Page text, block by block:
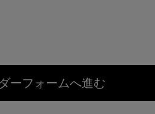
ーフォームへ進む